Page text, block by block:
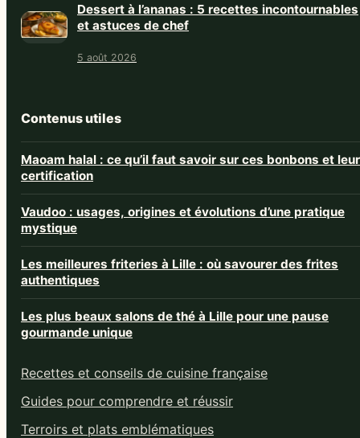
Dessert à l’ananas : 5 recettes incontournables
et astuces de chef
5 août 2026
Contenus utiles
Maoam halal : ce qu’il faut savoir sur ces bonbons et leur
certification
Vaudoo : usages, origines et évolutions d’une pratique
mystique
Les meilleures friteries à Lille : où savourer des frites
authentiques
Les plus beaux salons de thé à Lille pour une pause
gourmande unique
Recettes et conseils de cuisine française
Guides pour comprendre et réussir
Terroirs et plats emblématiques